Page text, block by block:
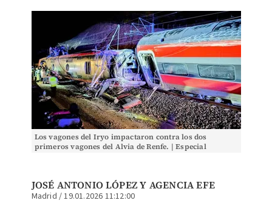
Los vagones del Iryo impactaron contra los dos
primeros vagones del Alvia de Renfe. | Especial
JOSÉ ANTONIO LÓPEZ Y AGENCIA EFE
Madrid /19.01.2026 11:12:00